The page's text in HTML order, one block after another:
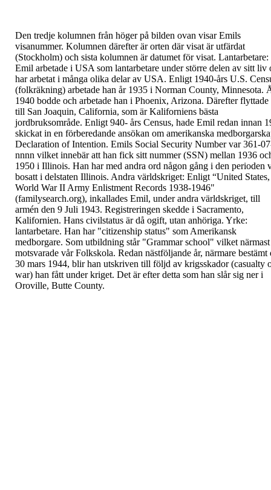
Den tredje kolumnen från höger på bilden ovan visarEmils
visanummer. Kolumnen därefter är orten därvisat är utfärdat
(Stockholm) och sista kolumnen ärdatumet för visat. Lantarbetare:
Emil arbetade i USA som lantarbetare under större delen av sitt liv
har arbetat i många olika delar av USA. Enligt 1940-års U.S.
(folkräkning) arbetade han år 1935 i Norman County, Minnesota.
1940 bodde och arbetade han i Phoenix, Arizona. Därefter flyttade
till San Joaquin, California, som är Kaliforniens bästa
jordbruksområde. Enligt 940- års Census, hade Emil redan innan
skickat in en förberedande ansökan om amerikanska
Declaration of Intention. Emils Social Security Number var 361-
nnnn vilket innebär att han fick sitt nummer (SSN) mellan 1936
1950 i Illinois. Han har med andra ord någon gång i den perioden
bosatt i delstaten Illinois. Andra världskriget: Enligt “United States,
World War II Army Enlistment Records 1938-1946"
(familysearch.org), inkallades Emil, under andra världskriget, till
armén den 9 Juli 1943. Registreringen skedde i Sacramento,
Kalifornien. Hans civilstatus är då ogift, utan anhöriga. Yrke:
lantarbetare. Han har "citizenship status" som Amerikansk
medborgare. Som utbildning står "Grammar school" vilket närmast
motsvarade vår Folkskola. Redan nästföljande år, närmare bestämt
30 mars 1944, blir han utskriven till följd av krigsskador(casualty
war) han fått under kriget. Det är efterdetta som han slår sig ner i
Oroville, Butte County.